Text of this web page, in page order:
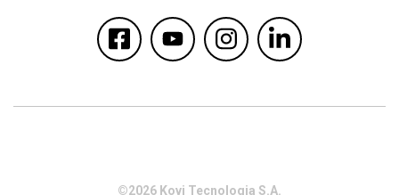
©2026 Kovi Tecnologia S.A.